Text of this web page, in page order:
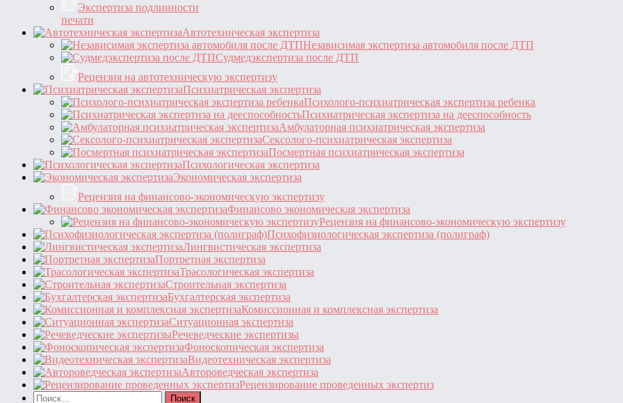
Экспертиза подлинности
печати
Автотехническая экспертиза
Независимая экспертиза автомобиля после ДТП
Судмедэкспертиза после ДТП
Рецензия на автотехническую экспертизу
Психиатрическая экспертиза
Психолого-психиатрическая экспертиза ребенка
Психиатрическая экспертиза на дееспособность
Амбулаторная психиатрическая экспертиза
Сексолого-психиатрическая экспертиза
Посмертная психиатрическая экспертиза
Психологическая экспертиза
Экономическая экспертиза
Рецензия на финансово-экономическую экспертизу
Финансово экономическая экспертиза
Рецензия на финансово-экономическую экспертизу
Психофизиологическая экспертиза (полиграф)
Лингвистическая экспертиза
Портретная экспертиза
Трасологическая экспертиза
Строительная экспертиза
Бухгалтерская экспертиза
Комиссионная и комплексная экспертиза
Ситуационная экспертиза
Речеведческие экспертизы
Фоноскопическая экспертиза
Видеотехническая экспертиза
Автороведческая экспертиза
Рецензирование проведенных экспертиз
Найти: